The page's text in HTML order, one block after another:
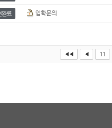
완료 입학문의
◀◀ ◀ 11